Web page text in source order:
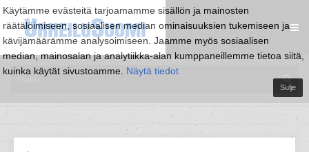
Käytämme evästeitä tarjoamamme sisällön ja mainosten
räätälöimiseen, sosiaalisen median ominaisuuksien tukemiseen ja
kävijämäärämme analysoimiseen. Jaamme myös sosiaalisen
median, mainosalan ja analytiikka-alan kumppaneillemme tietoa siitä,
kuinka käytät sivustoamme. Näytä tiedot
Sulje